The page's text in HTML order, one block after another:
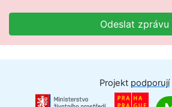
Odeslat zprávu
Projekt podporují